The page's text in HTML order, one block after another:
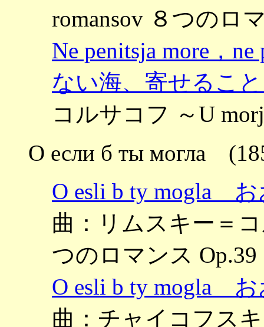
romansov ８つのロ
Ne penitsja more，
ない海、寄せるこ
コルサコフ ～U
О если б ты могла
O esli b ty mogla
曲：リムスキー＝コ
つのロマンス Op.39
O esli b ty mogla
曲：チャイコフス